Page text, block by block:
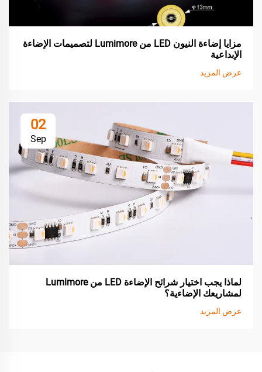
مزايا إضاءة النيون LED من Lumimore لتصميمات الإضاءة
الإبداعية
عرض المزيد
02
Sep
لماذا يجب اختيار شرائح الإضاءة LED من Lumimore
لمشاريعك الإضاءية؟
عرض المزيد